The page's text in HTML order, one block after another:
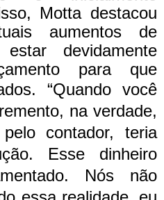
Motta destacou
aumentos de
devidamente
para que
“Quando você
na verdade,
contador, teria
Esse dinheiro
Nós não